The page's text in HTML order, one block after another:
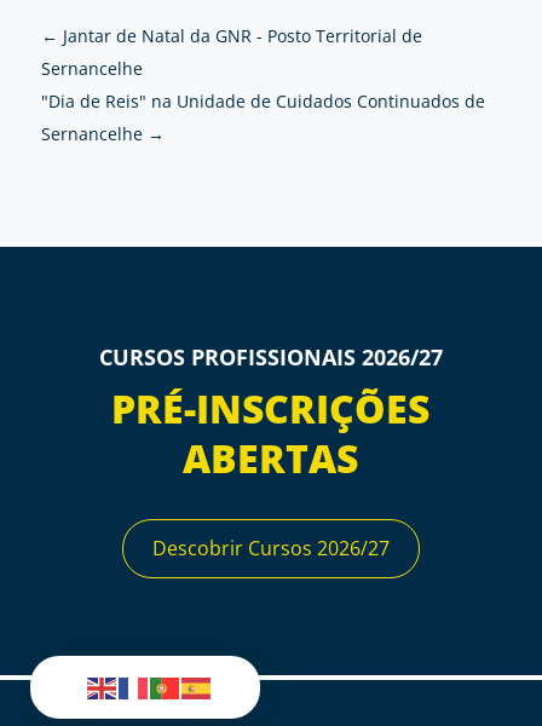
← Jantar de Natal da GNR - Posto Territorial de
Sernancelhe
"Dia de Reis" na Unidade de Cuidados Continuados de
Sernancelhe→
CURSOS PROFISSIONAIS 2026/27
PRÉ-INSCRIÇÕES
ABERTAS
Descobrir Cursos 2026/27